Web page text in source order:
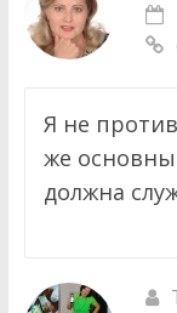
Я не
же
должна